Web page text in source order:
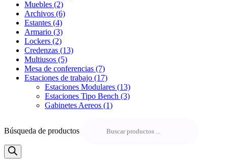
Muebles (2)
Archivos (6)
Estantes (4)
Armario (3)
Lockers (2)
Credenzas (13)
Multiusos (5)
Mesa de conferencias (7)
Estaciones de trabajo (17)
Estaciones Modulares (13)
Estaciones Tipo Bench (3)
Gabinetes Aereos (1)
Búsqueda de productos